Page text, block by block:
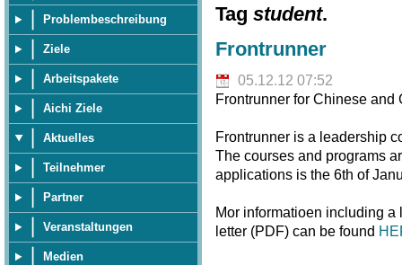
Problembeschreibung
Ziele
Arbeitspakete
Aichi Ziele
Aktuelles
Teilnehmer
Partner
Veranstaltungen
Medien
Tag student.
Frontrunner
05.12.12 07:52
Frontrunner for Chinese and
Frontrunner is a leadership
The courses and programs
applications is the 6th of
Mor informatioen including
letter (PDF) can be found